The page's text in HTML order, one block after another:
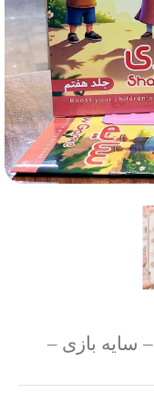
کتاب تقویت هوش کندر – جلد 7 – سایه بازی –